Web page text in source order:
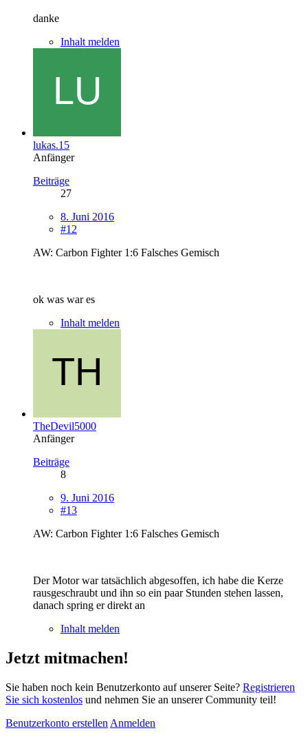
danke
Inhalt melden
lukas.15
Anfänger
Beiträge
27
8. Juni 2016
#12
AW: Carbon Fighter 1:6 Falsches Gemisch
ok was war es
Inhalt melden
TheDevil5000
Anfänger
Beiträge
8
9. Juni 2016
#13
AW: Carbon Fighter 1:6 Falsches Gemisch
Der Motor war tatsächlich abgesoffen, ich habe die Kerze
rausgeschraubt und ihn so ein paar Stunden stehen lassen,
danach spring er direkt an
Inhalt melden
Jetzt mitmachen!
Sie haben noch kein Benutzerkonto auf unserer Seite? Registrieren
Sie sich kostenlos und nehmen Sie an unserer Community teil!
Benutzerkonto erstellen Anmelden